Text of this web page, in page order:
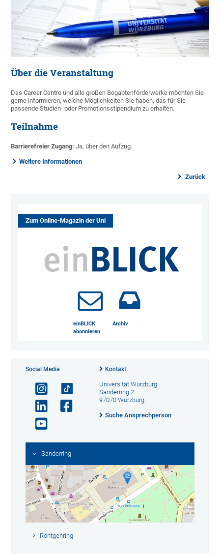
Über die Veranstaltung
Das Career Centre und alle großen Begabtenförderwerke möchten Sie
gerne informieren, welche Möglichkeiten Sie haben, das für Sie
passende Studien- oder Promotionsstipendium zu erhalten.
Teilnahme
Barrierefreier Zugang: Ja, über den Aufzug.
Weitere Informationen
Zurück
Zum Online-Magazin der Uni
einBLICK
abonnieren
Archiv
Social Media Kontakt
Universität Würzburg
Sanderring 2
97070 Würzburg
Suche Ansprechperson
Sanderring
Röntgenring